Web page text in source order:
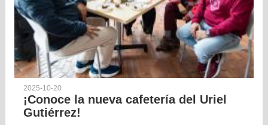
2025-10-20
¡Conoce la nueva cafetería del Uriel
Gutiérrez!